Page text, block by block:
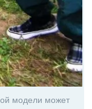
модели может